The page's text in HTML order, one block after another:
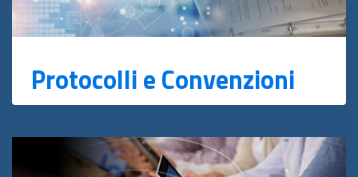
Protocolli e Convenzioni